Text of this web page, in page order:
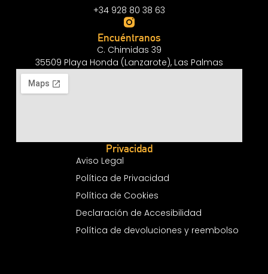
+34 928 80 38 63
Encuéntranos
C. Chimidas 39
35509 Playa Honda (Lanzarote), Las Palmas
Privacidad
Aviso Legal
Política de Privacidad
Política de Cookies
Declaración de Accesibilidad
Política de devoluciones y reembolso